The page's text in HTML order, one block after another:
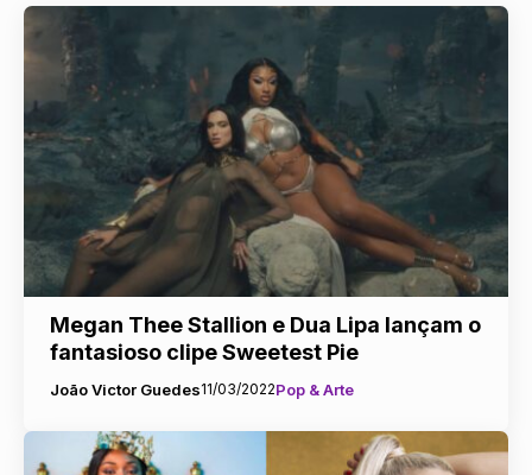
Megan Thee Stallion e Dua Lipa lançam o
fantasioso clipe Sweetest Pie
João Victor Guedes11/03/2022Pop & Arte